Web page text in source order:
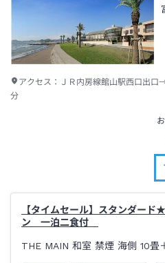
アクセス： ＪＲ内房線館山駅西口出口
分
【タイムセール】スタンダード
ン 一泊二食付
THE MAIN 和室 禁煙 海側 10畳